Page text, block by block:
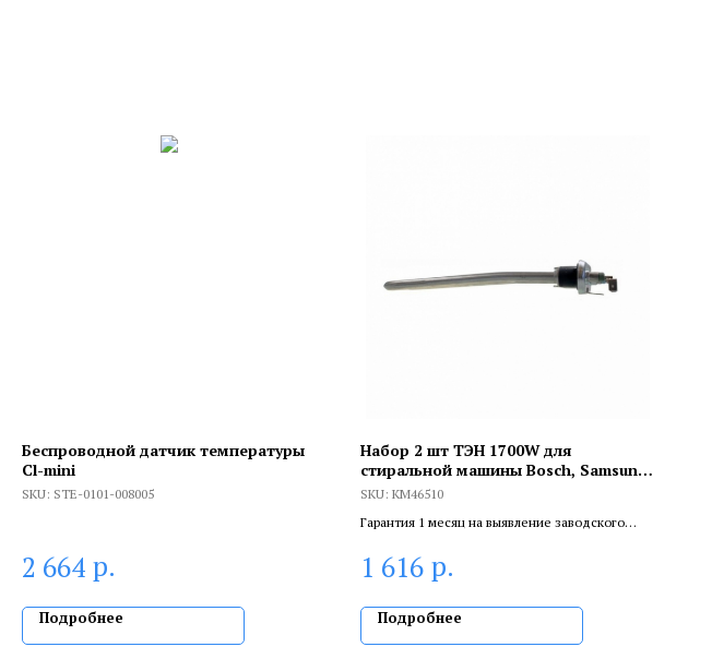
Беспроводной датчик температуры
Cl-mini
SKU: STE-0101-008005
2 664 р.
Подробнее
Набор 2 шт ТЭН 1700W для
стиральной машины Bosch, Samsung,
KM46510
SKU: KM46510
Гарантия 1 месяц на выявление заводского
сертифицированный специалист.
1 616 р.
Подробнее